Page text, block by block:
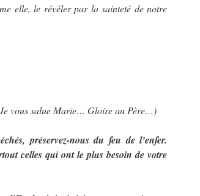
elle, le révéler par la sainteté de notre
vous salue Marie… Gloire au Père…)
préservez-nous du feu de l’enfer.
celles qui ont le plus besoin de votre